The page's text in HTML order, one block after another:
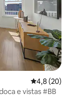
4,8 de uma
4,8 (20)
e vistas #BB